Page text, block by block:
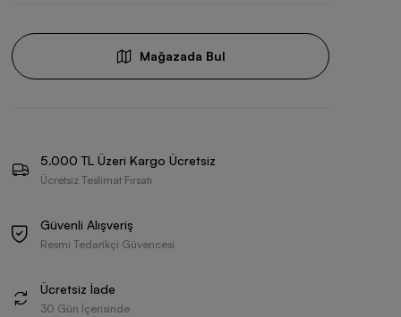
Mağazada Bul
5.000 TL Üzeri Kargo Ücretsiz
Ücretsiz Teslimat Fırsatı
Güvenli Alışveriş
Resmi Tedarikçi Güvencesi
Ücretsiz İade
30 Gün İçerisinde